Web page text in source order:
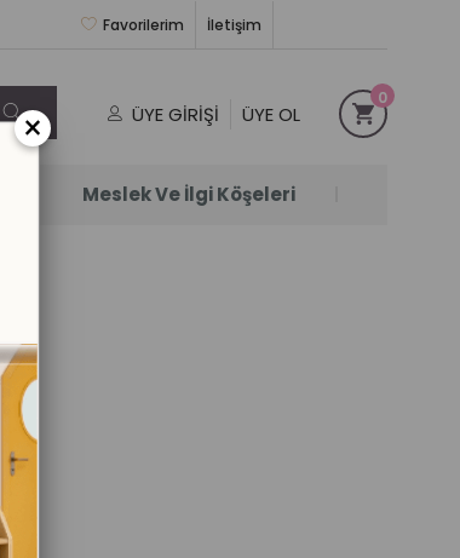
İletişim
Favorilerim
ÜYE GIRIŞI ÜYE OL
0
Meslek Ve İlgi Köşeleri
×